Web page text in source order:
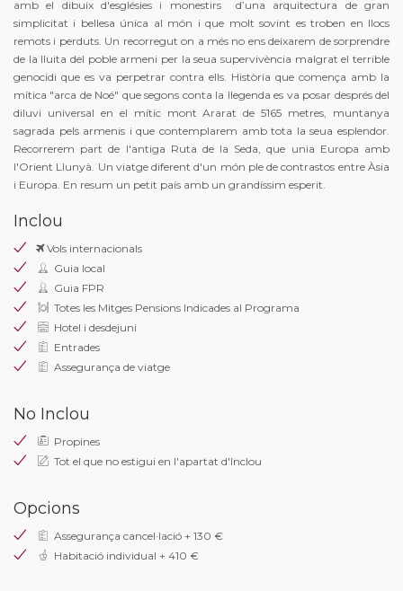
amb el dibuix d'esglésies i monestirs d’una arquitectura de gran
simplicitat i bellesa única al món i que molt sovint es troben en llocs
remots i perduts. Un recorregut on a més no ens deixarem de sorprendre
de la lluita del poble armeni per la seua supervivència malgrat el terrible
genocidi que es va perpetrar contra ells. Història que comença amb la
mítica "arca de Noé" que segons conta la llegenda es va posar després del
diluvi universal en el mític mont Ararat de 5165 metres, muntanya
sagrada pels armenis i que contemplarem amb tota la seua esplendor.
Recorrerem part de l'antiga Ruta de la Seda, que unia Europa amb
l'Orient Llunyà. Un viatge diferent d'un món ple de contrastos entre Àsia
i Europa. En resum un petit país amb un grandíssim esperit.
Inclou
Vols internacionals
Guia local
Guia FPR
Totes les Mitges Pensions Indicades al Programa
Hotel i desdejuni
Entrades
Assegurança de viatge
No Inclou
Propines
Tot el que no estigui en l'apartat d'Inclou
Opcions
Assegurança cancel·lació + 130 €
Habitació individual + 410 €